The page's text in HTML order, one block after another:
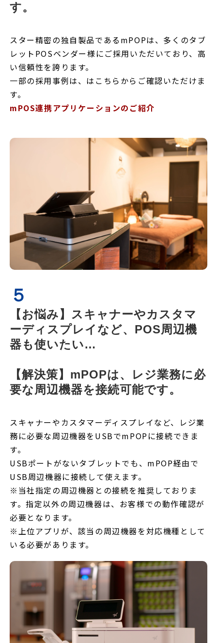
す。
スター精密の独自製品であるmPOPは、多くのタブ
レットPOSベンダー様にご採用いただいており、高
い信頼性を誇ります。
一部の採用事例は、はこちらからご確認いただけま
す。
mPOS連携アプリケーションのご紹介
５
【お悩み】スキャナーやカスタマ
ーディスプレイなど、POS周辺機
器も使いたい…
【解決策】mPOPは、レジ業務に必
要な周辺機器を接続可能です。
スキャナーやカスタマーディスプレイなど、レジ業
務に必要な周辺機器をUSBでmPOPに接続できま
す。
USBポートがないタブレットでも、mPOP経由で
USB周辺機器に接続して使えます。
※当社指定の周辺機器との接続を推奨しておりま
す。指定以外の周辺機器は、お客様での動作確認が
必要となります。
※上位アプリが、該当の周辺機器を対応機種として
いる必要があります。